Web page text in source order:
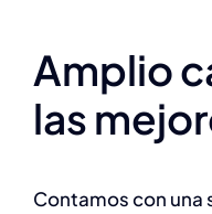
Amplio
las
Contamos con una